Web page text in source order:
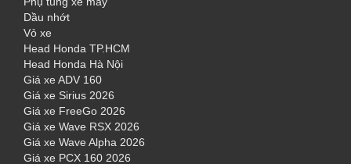
Dầu nhớt
Vỏ xe
Head Honda TP.HCM
Head Honda Hà Nội
Giá xe ADV 160
Giá xe Sirius 2026
Giá xe FreeGo 2026
Giá xe Wave RSX 2026
Giá xe Wave Alpha 2026
Giá xe PCX 160 2026